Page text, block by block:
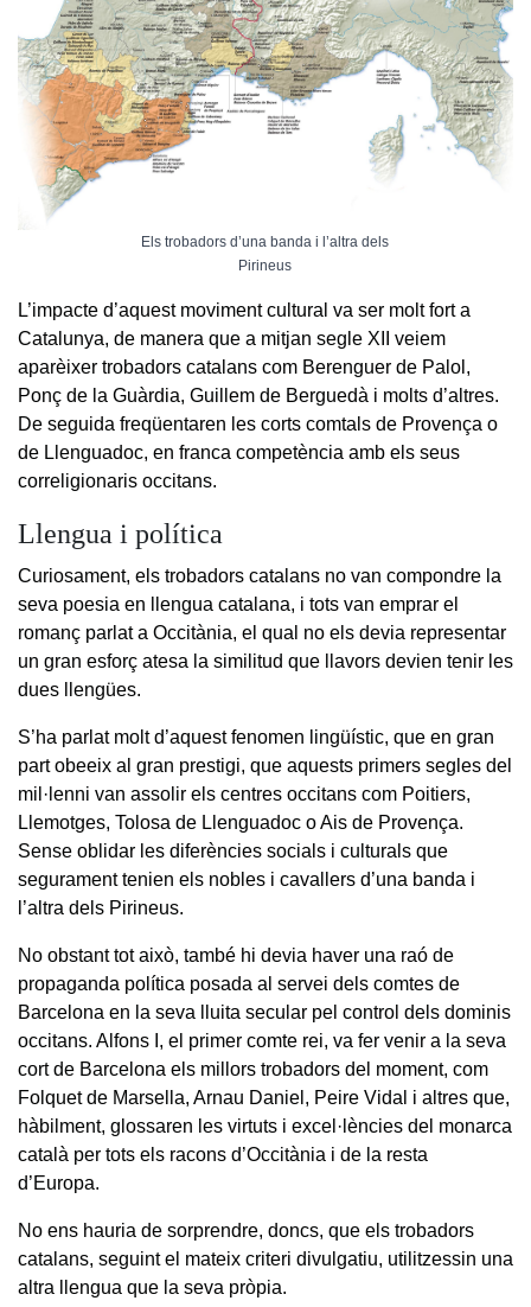
Els trobadors d’una banda i l’altra dels
Pirineus
L’impacte d’aquest moviment cultural va ser molt fort a
Catalunya, de manera que a mitjan segle XII veiem
aparèixer trobadors catalans com Berenguer de Palol,
Ponç de la Guàrdia, Guillem de Berguedà i molts d’altres.
De seguida freqüentaren les corts comtals de Provença o
de Llenguadoc, en franca competència amb els seus
correligionaris occitans.
Llengua i política
Curiosament, els trobadors catalans no van compondre la
seva poesia en llengua catalana, i tots van emprar el
romanç parlat a Occitània, el qual no els devia representar
un gran esforç atesa la similitud que llavors devien tenir les
dues llengües.
S’ha parlat molt d’aquest fenomen lingüístic, que en gran
part obeeix al gran prestigi, que aquests primers segles del
mil·lenni van assolir els centres occitans com Poitiers,
Llemotges, Tolosa de Llenguadoc o Ais de Provença.
Sense oblidar les diferències socials i culturals que
segurament tenien els nobles i cavallers d’una banda i
l’altra dels Pirineus.
No obstant tot això, també hi devia haver una raó de
propaganda política posada al servei dels comtes de
Barcelona en la seva lluita secular pel control dels dominis
occitans. Alfons I, el primer comte rei, va fer venir a la seva
cort de Barcelona els millors trobadors del moment, com
Folquet de Marsella, Arnau Daniel, Peire Vidal i altres que,
hàbilment, glossaren les virtuts i excel·lències del monarca
català per tots els racons d’Occitània i de la resta
d’Europa.
No ens hauria de sorprendre, doncs, que els trobadors
catalans, seguint el mateix criteri divulgatiu, utilitzessin una
altra llengua que la seva pròpia.